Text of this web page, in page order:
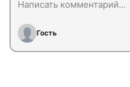
Гость